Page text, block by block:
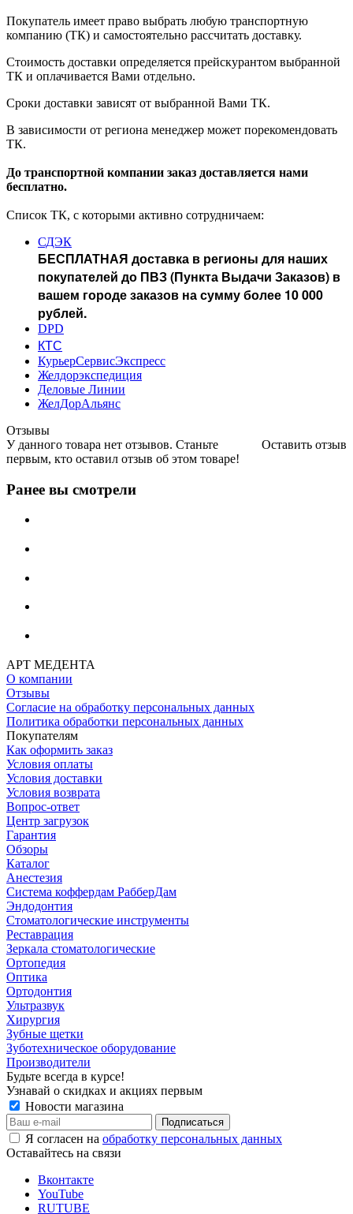
Покупатель имеет право выбрать любую транспортную
компанию (ТК) и самостоятельно рассчитать доставку.
Стоимость доставки определяется прейскурантом выбранной
ТК и оплачивается Вами отдельно.
Сроки доставки зависят от выбранной Вами ТК.
В зависимости от региона менеджер может порекомендовать
ТК.
До транспортной компании заказ доставляется нами
бесплатно.
Список ТК, с которыми активно сотрудничаем:
СДЭК
БЕСПЛАТНАЯ доставка в регионы для наших
покупателей до ПВЗ (Пункта Выдачи Заказов) в
вашем городе заказов на сумму более 10 000
рублей.
DPD
КТС
КурьерСервисЭкспресс
Желдорэкспедиция
Деловые Линии
ЖелДорАльянс
Отзывы
Оставить отзыв
У данного товара нет отзывов. Станьте
первым, кто оставил отзыв об этом товаре!
Ранее вы смотрели
АРТ МЕДЕНТА
О компании
Отзывы
Согласие на обработку персональных данных
Политика обработки персональных данных
Покупателям
Как оформить заказ
Условия оплаты
Условия доставки
Условия возврата
Вопрос-ответ
Центр загрузок
Гарантия
Обзоры
Каталог
Анестезия
Система коффердам РабберДам
Эндодонтия
Стоматологические инструменты
Реставрация
Зеркала стоматологические
Ортопедия
Оптика
Ортодонтия
Ультразвук
Хирургия
Зубные щетки
Зуботехническое оборудование
Производители
Будьте всегда в курсе!
Узнавай о скидках и акциях первым
Новости магазина
Я согласен на обработку персональных данных
Оставайтесь на связи
Вконтакте
YouTube
RUTUBE